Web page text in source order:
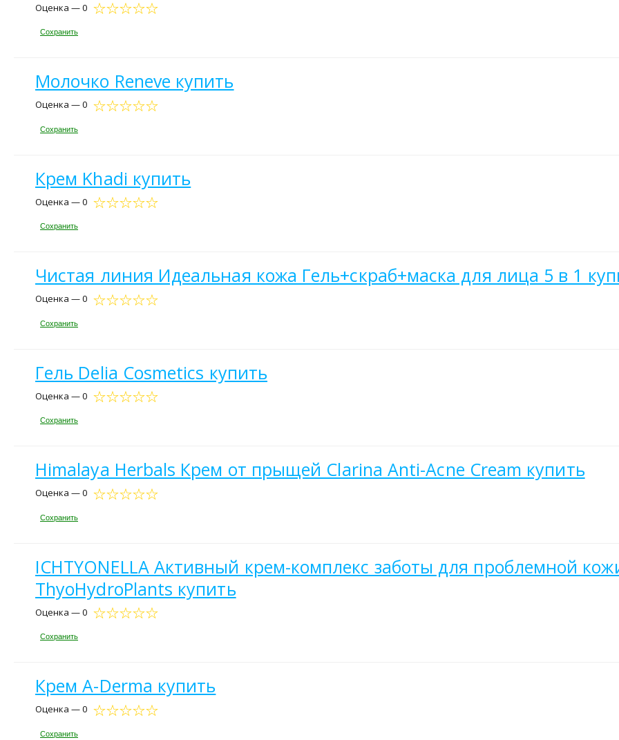
Оценка — 0
Сохранить
Молочко Reneve купить
Оценка — 0
Сохранить
Крем Khadi купить
Оценка — 0
Сохранить
Чистая линия Идеальная кожа Гель+скраб+маска для лица 5 в 1
Оценка — 0
Сохранить
Гель Delia Cosmetics купить
Оценка — 0
Сохранить
Himalaya Herbals Крем от прыщей Clarina Anti-Acne Cream купить
Оценка — 0
Сохранить
ICHTYONELLA Активный крем-комплекс заботы для проблемной
ThyoHydroPlants купить
Оценка — 0
Сохранить
Крем A-Derma купить
Оценка — 0
Сохранить